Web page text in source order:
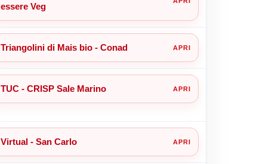
essere Veg
Triangolini di Mais bio - Conad
TUC - CRISP Sale Marino
Virtual - San Carlo